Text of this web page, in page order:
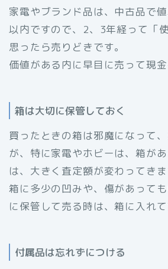
家電やブランド品は、中古品で
以内ですので、2、3年経って「
思ったら売りどきです。
価値がある内に早目に売って現金
箱は大切に保管しておく
買ったときの箱は邪魔になって
が、特に家電やホビーは、箱が
は、大きく査定額が変わってきま
箱に多少の凹みや、傷があって
に保管して売る時は、箱に入れて
付属品は忘れずにつける